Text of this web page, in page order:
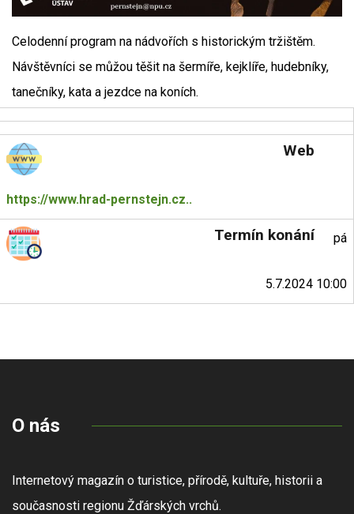
Celodenní program na nádvořích s historickým tržištěm.
Návštěvníci se můžou těšit na šermíře, kejklíře, hudebníky,
tanečníky, kata a jezdce na koních.
Web
https://www.hrad-pernstejn.cz..
Termín konání pá
5.7.2024 10:00
O nás
Internetový magazín o turistice, přírodě, kultuře, historii a
současnosti regionu Žďárských vrchů.